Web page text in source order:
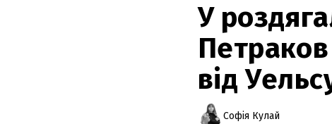
У
від
Софія Кулай